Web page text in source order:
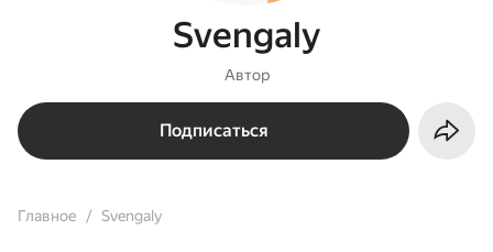
Svengaly
Автор
Подписаться
Главное Svengaly